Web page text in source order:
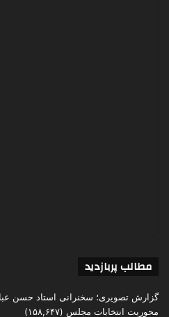
مطالب پربازدید
گزارش تصویری؛ سخنرانی استاد حسن
محوریت انتخابات مجلس (۱۵۸,۶۴۷)